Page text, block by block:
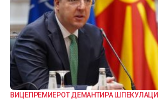
ВИЦЕПРЕМИЕРОТ ДЕМАНТИРА